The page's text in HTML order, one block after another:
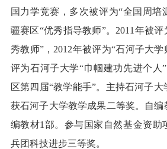
国力学竞赛，多次被评为“全国周培
疆赛区“优秀指导教师”。2011年被
秀教师”，2012年被评为“石河子大学
评为石河子大学“巾帼建功先进个人
区第四届“教学能手”。主持石河子
获石河子大学教学成果二等奖。自
编教材1部。参与国家自然基金资助
兵团科技进步三等奖。